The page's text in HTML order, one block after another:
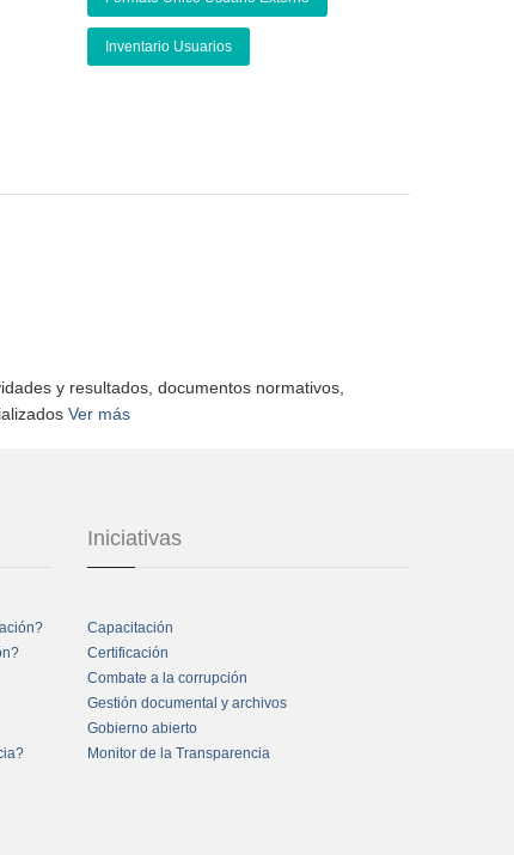
Inventario Usuarios
y resultados, documentos normativos,
Ver más
Iniciativas
Capacitación
Certificación
Combate a la corrupción
Gestión documental y archivos
Gobierno abierto
Monitor de la Transparencia